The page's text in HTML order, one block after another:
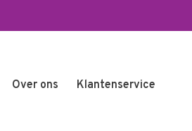
Over ons Klantenservice